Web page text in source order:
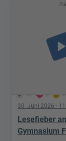
41 3 0
play_arrow
30. Juni 2026 ·
Lesefieber
Gymnasium